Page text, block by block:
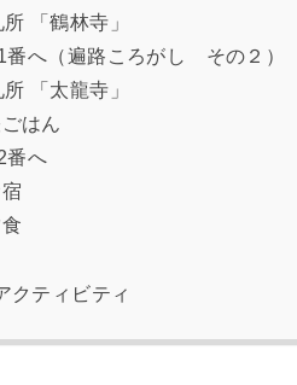
「鶴林寺」
番へ（遍路ころがし その２）
「太龍寺」
はん
番へ
クティビティ